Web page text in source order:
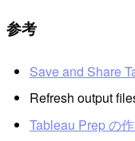
参考
Save and Share
Refresh output
Tableau Prep の